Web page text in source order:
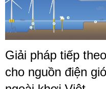
Giải pháp tiếp theo
cho nguồn điện gió